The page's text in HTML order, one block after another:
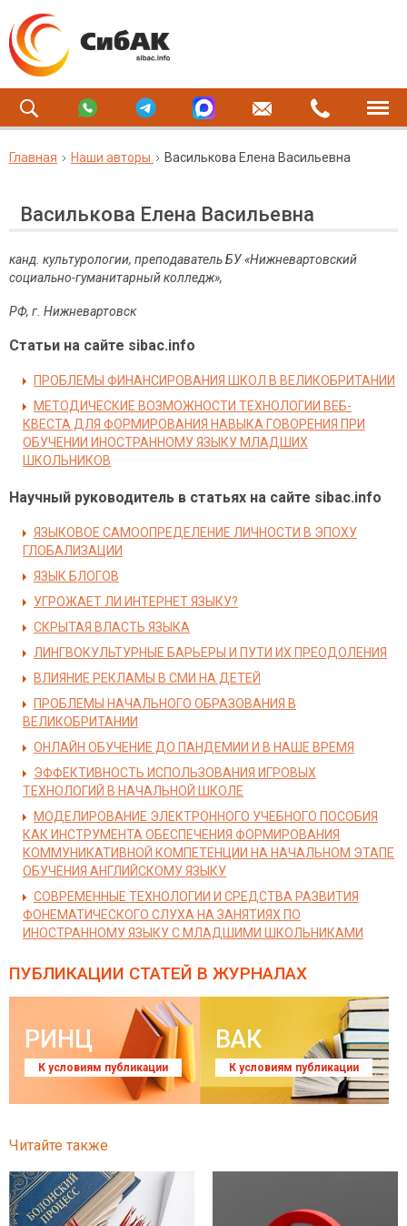
Главная Наши авторы Василькова Елена Васильевна
Василькова Елена Васильевна
канд. культурологии, преподаватель БУ «Нижневартовский
социально-гуманитарный колледж»,
РФ, г. Нижневартовск
Статьи на сайте sibac.info
ПРОБЛЕМЫ ФИНАНСИРОВАНИЯ ШКОЛ В ВЕЛИКОБРИТАНИИ
МЕТОДИЧЕСКИЕ ВОЗМОЖНОСТИ ТЕХНОЛОГИИ ВЕБ-
КВЕСТА ДЛЯ ФОРМИРОВАНИЯ НАВЫКА ГОВОРЕНИЯ ПРИ
ОБУЧЕНИИ ИНОСТРАННОМУ ЯЗЫКУ МЛАДШИХ
ШКОЛЬНИКОВ
Научный руководитель в статьях на сайте sibac.info
ЯЗЫКОВОЕ САМООПРЕДЕЛЕНИЕ ЛИЧНОСТИ В ЭПОХУ
ГЛОБАЛИЗАЦИИ
ЯЗЫК БЛОГОВ
УГРОЖАЕТ ЛИ ИНТЕРНЕТ ЯЗЫКУ?
СКРЫТАЯ ВЛАСТЬ ЯЗЫКА
ЛИНГВОКУЛЬТУРНЫЕ БАРЬЕРЫ И ПУТИ ИХ ПРЕОДОЛЕНИЯ
ВЛИЯНИЕ РЕКЛАМЫ В СМИ НА ДЕТЕЙ
ПРОБЛЕМЫ НАЧАЛЬНОГО ОБРАЗОВАНИЯ В
ВЕЛИКОБРИТАНИИ
ОНЛАЙН ОБУЧЕНИЕ ДО ПАНДЕМИИ И В НАШЕ ВРЕМЯ
ЭФФЕКТИВНОСТЬ ИСПОЛЬЗОВАНИЯ ИГРОВЫХ
ТЕХНОЛОГИЙ В НАЧАЛЬНОЙ ШКОЛЕ
МОДЕЛИРОВАНИЕ ЭЛЕКТРОННОГО УЧЕБНОГО ПОСОБИЯ
КАК ИНСТРУМЕНТА ОБЕСПЕЧЕНИЯ ФОРМИРОВАНИЯ
КОММУНИКАТИВНОЙ КОМПЕТЕНЦИИ НА НАЧАЛЬНОМ ЭТАПЕ
ОБУЧЕНИЯ АНГЛИЙСКОМУ ЯЗЫКУ
СОВРЕМЕННЫЕ ТЕХНОЛОГИИ И СРЕДСТВА РАЗВИТИЯ
ФОНЕМАТИЧЕСКОГО СЛУХА НА ЗАНЯТИЯХ ПО
ИНОСТРАННОМУ ЯЗЫКУ С МЛАДШИМИ ШКОЛЬНИКАМИ
ПУБЛИКАЦИИ СТАТЕЙ В ЖУРНАЛАХ
РИНЦ
К условиям публикации
ВАК
К условиям публикации
Читайте также